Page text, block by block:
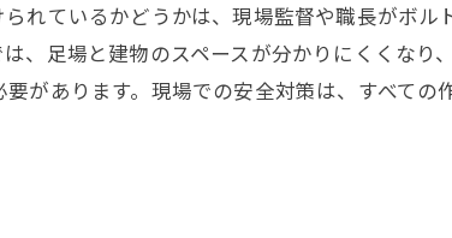
れているかどうかは、現場監督や職長がボ
、足場と建物のスペースが分かりにくくな
があります。現場での安全対策は、すべての